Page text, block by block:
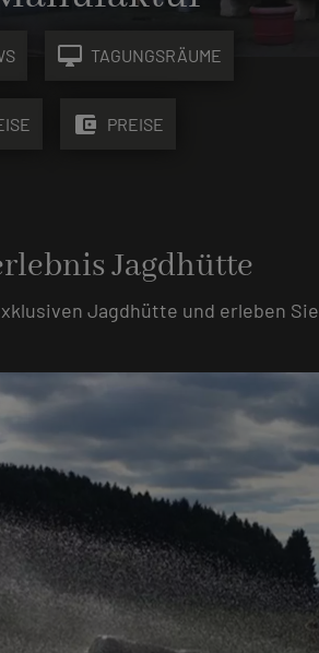
desktop_mac TAGUNGSRÄUME
account_balance_wallet PREISE
Jagdhütte
Jagdhütte und erleben Sie